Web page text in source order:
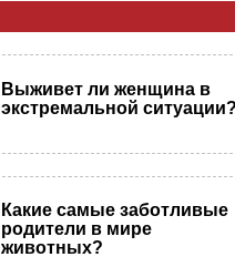
Выживет ли женщина в
экстремальной
Какие самые заботливые
родители в мире
животных?